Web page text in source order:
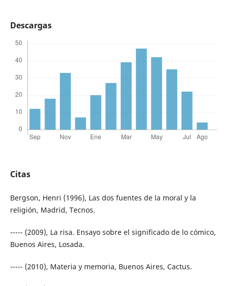
Descargas
Citas
Bergson, Henri (1996), Las dos fuentes de la moral y la
religión, Madrid, Tecnos.
----- (2009), La risa. Ensayo sobre el significado de lo cómico,
Buenos Aires, Losada.
----- (2010), Materia y memoria, Buenos Aires, Cactus.